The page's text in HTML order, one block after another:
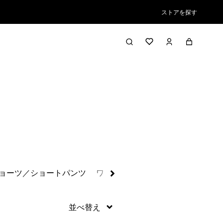
ストアを探す
ーツ／ショートパンツ ワンピース、ジャンプスーツ＆オ